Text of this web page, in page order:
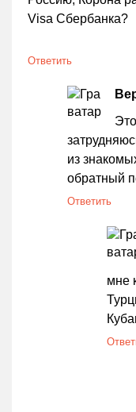
Visa Сбербанка?
Ответить
из
обратный
Ответить
мне